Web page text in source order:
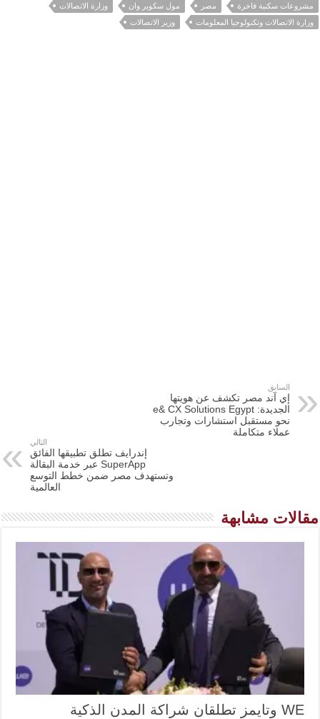
مشروعات سكنية فاخرة
مصر مول سكوير وان
وزارة الاتصالات
وزارة الاتصالات وتكنولوجيا المعلومات
وزير الاتصالات
السابق
إي آند مصر تكشف عن هويتها
الجديدة: e& CX Solutions Egypt
نحو مستقبل استشارات وتجارب
عملاء متكاملة
التالي
إندرايف تطلق تطبيقها الفائق
SuperApp عبر خدمة البقالة
وتستهدف مصر ضمن خطط التوسع
العالمية
مقالات مشابهة
WE وتايمز تطلقان شراكة المدن الذكية